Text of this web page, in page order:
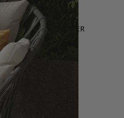
NOUS CONTACTER